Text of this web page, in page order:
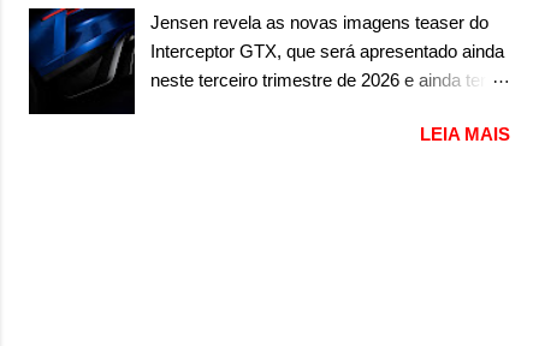
Ele será equipado com um motor V10
Supercharger capaz de desenvolver cerca de
800cv que separou a performance exótica da
airbag do motorista, que precisará ser
substituído porque pode ter sido produzido de
forma errada. O serviço já pode ser
marca, sem custo. Em comunicado, a Fiat
Jensen revela as novas imagens teaser do
Interceptor GTX, que será apresentado ainda
neste terceiro trimestre de 2026 e ainda terá
Jensen International Automotive (abreviação
LEIA MAIS